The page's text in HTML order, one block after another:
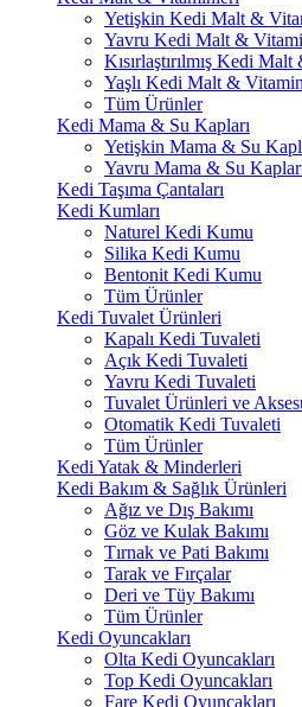
Yetişkin Kedi Malt &
Yavru Kedi Malt &
Kısırlaştırılmış Kedi
Yaşlı Kedi Malt &
Tüm Ürünler
Kedi Mama & Su Kapları
Yetişkin Mama & Su
Yavru Mama & Su
Kedi Taşıma Çantaları
Kedi Kumları
Naturel Kedi Kumu
Silika Kedi Kumu
Bentonit Kedi Kumu
Tüm Ürünler
Kedi Tuvalet Ürünleri
Kapalı Kedi Tuvaleti
Açık Kedi Tuvaleti
Yavru Kedi Tuvaleti
Tuvalet Ürünleri ve
Otomatik Kedi Tuvaleti
Tüm Ürünler
Kedi Yatak & Minderleri
Kedi Bakım & Sağlık Ürünleri
Ağız ve Dış Bakımı
Göz ve Kulak Bakımı
Tırnak ve Pati Bakımı
Tarak ve Fırçalar
Deri ve Tüy Bakımı
Tüm Ürünler
Kedi Oyuncakları
Olta Kedi Oyuncakları
Top Kedi Oyuncakları
Fare Kedi Oyuncakları